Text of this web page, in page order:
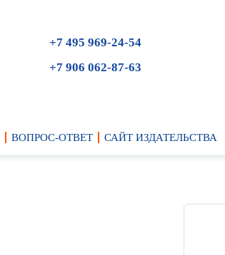
+7 495 969-24-54
+7 906 062-87-63
ВОПРОС-ОТВЕТ САЙТ ИЗДАТЕЛЬСТВА